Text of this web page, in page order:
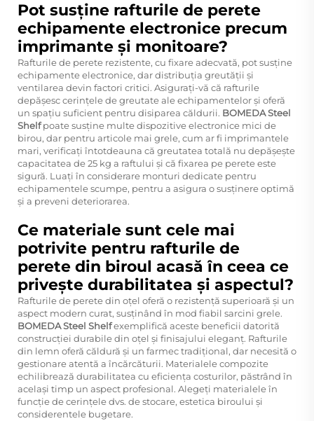
Pot susține rafturile de perete
echipamente electronice precum
imprimante și monitoare?
Rafturile de perete rezistente, cu fixare adecvată, pot susține
echipamente electronice, dar distribuția greutății și
ventilarea devin factori critici. Asigurați-vă că rafturile
depășesc cerințele de greutate ale echipamentelor și oferă
un spațiu suficient pentru disiparea căldurii. BOMEDA Steel
Shelfpoate susține multe dispozitive electronice mici de
birou, dar pentru articole mai grele, cum ar fi imprimantele
mari, verificați întotdeauna că greutatea totală nu depășește
capacitatea de 25 kg a raftului și că fixarea pe perete este
sigură. Luați în considerare monturi dedicate pentru
echipamentele scumpe, pentru a asigura o susținere optimă
și a preveni deteriorarea.
Ce materiale sunt cele mai
potrivite pentru rafturile de
perete din biroul acasă în ceea ce
privește durabilitatea și aspectul?
Rafturile de perete din oțel oferă o rezistență superioară și un
aspect modern curat, susținând în mod fiabil sarcini grele.
BOMEDA Steel Shelfexemplifică aceste beneficii datorită
construcției durabile din oțel și finisajului eleganț. Rafturile
din lemn oferă căldură și un farmec tradițional, dar necesită o
gestionare atentă a încărcăturii. Materialele compozite
echilibrează durabilitatea cu eficiența costurilor, păstrând în
același timp un aspect profesional. Alegeți materialele în
funcție de cerințele dvs. de stocare, estetica biroului și
considerentele bugetare.